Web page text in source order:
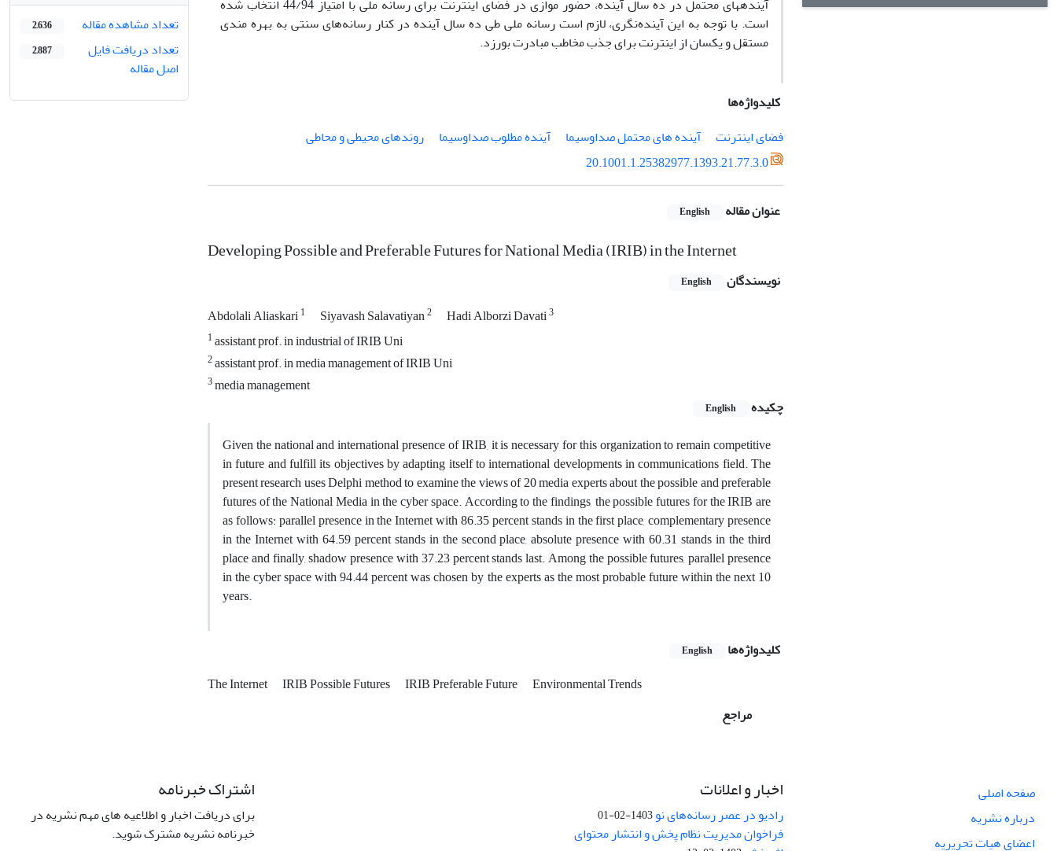
آیندههای محتمل در ده سال آینده، حضور موازی در فضای اینترنت برای رسانه ملی با امتیاز 44/94 انتخاب شده
است. با توجه به این آینده‌نگری، لازم است رسانه ملی طی ده سال آینده در کنار رسانه‌های سنتی به بهره مندی
مستقل و یکسان از اینترنت برای جذب مخاطب مبادرت بورزد.
کلیدواژه‌ها
فضای اینترنت
آینده های محتمل صداوسیما آینده مطلوب صداوسیما
روندهای محیطی و محاطی
20.1001.1.25382977.1393.21.77.3.0
عنوان مقاله English
Developing Possible and Preferable Futures for National Media (IRIB) in the Internet
نویسندگان English
Abdolali Aliaskari1 Siyavash Salavatiyan2 Hadi Alborzi Davati3
1assistant prof. in industrial of IRIB Uni
2assistant prof. in media management of IRIB Uni
3media management
چکیده
English
Given the national and international presence of IRIB, it is necessary for this organization to remain competitive
in future and fulfill its objectives by adapting itself to international developments in communications field. The
present research uses Delphi method to examine the views of 20 media experts about the possible and preferable
futures of the National Media in the cyber space. According to the findings, the possible futures for the IRIB are
as follows: parallel presence in the Internet with 86.35 percent stands in the first place, complementary presence
in the Internet with 64.59 percent stands in the second place, absolute presence with 60.31 stands in the third
place and finally, shadow presence with 37.23 percent stands last. Among the possible futures, parallel presence
in the cyber space with 94.44 percent was chosen by the experts as the most probable future within the next 10
years.
کلیدواژه‌ها English
The Internet IRIB Possible Futures IRIB Preferable Future
Environmental Trends
مراجع
تعداد مشاهده مقاله
2,636
تعداد دریافت فایل
اصل مقاله
2,887
صفحه اصلی
درباره نشریه
اعضای هیات تحریریه
اخبار و اعلانات
رادیو در عصر رسانه‌های نو1403-02-01
فراخوان مدیریت نظام پخش و انتشار محتوای
اشتراک خبرنامه
برای دریافت اخبار و اطلاعیه های مهم نشریه در
خبرنامه نشریه مشترک شوید.